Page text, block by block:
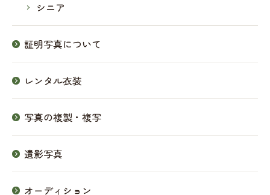
シニア
証明写真について
レンタル衣装
写真の複製・複写
遺影写真
オーディション